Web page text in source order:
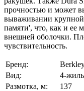
прочностью и может
вываживании крупной
памяти', что, как и ее
внешней оболочки.
чувствительность.
Бренд:
Вид:
4-
Размотка, м:
137